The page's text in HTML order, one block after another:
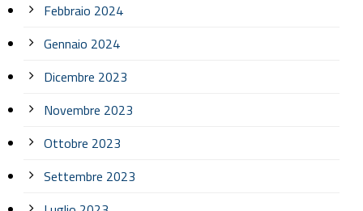
Febbraio 2024
Gennaio 2024
Dicembre 2023
Novembre 2023
Ottobre 2023
Settembre 2023